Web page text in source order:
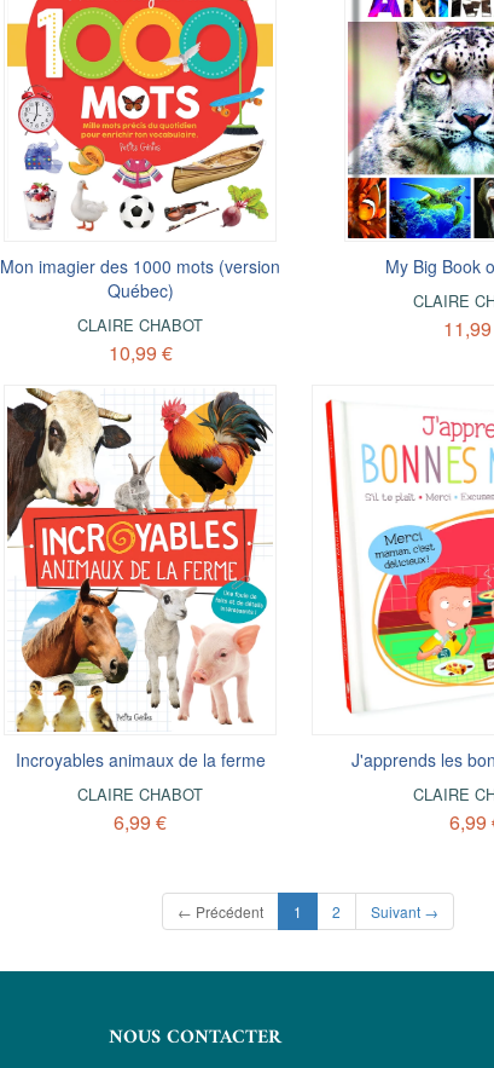
Mon imagier des 1000 mots (version
Québec)
CLAIRE CHABOT
10,99 €
My Big Book
CLAIRE
Incroyables animaux de la ferme
CLAIRE CHABOT
6,99 €
J'apprends les
CLAIRE
6,99
← Précédent 1 (current)
2 Suivant →
NOUS CONTACTER